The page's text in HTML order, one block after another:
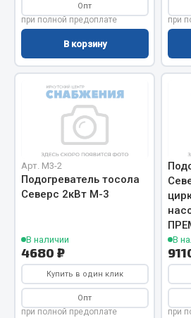
Весь раздел
Запчасти КамАЗ
Двигатель
Система питания
Система выпуска газа
Система охлаждения
Сцепление
Коробка передач
Показать ещё
Весь раздел
Запчасти МАЗ
Опт
при полной предоплате
В корзину
при
Арт. M3-2
Подогреватель тосола
Северс 2кВт М-3
В наличии
4680 ₽
Купить в один клик
Опт
при полной предоплате
В
при